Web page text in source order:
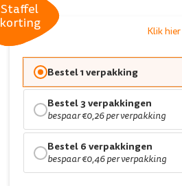
Staffel
korting
Klik hier
Staffel
korting
Bestel 1 verpakking
Bestel 3 verpakkingen
bespaar €0,26 per verpakking
Bestel 6 verpakkingen
bespaar €0,46 per verpakking